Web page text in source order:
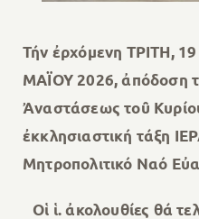
Τήν ἐρχόμενη ΤΡΙΤΗ,
ΜΑΪΟΥ 2026, ἀπόδοση
Ἀναστάσεως τοῦ
ἐκκλησιαστική τάξη
Μητροπολιτικό Ναό
Οἱ ἱ. ἀκολουθίες θά